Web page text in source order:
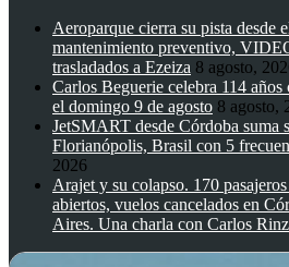
Aeroparque cierra su pista desde
mantenimiento preventivo,
trasladados a Ezeiza 8 agosto,
Carlos Beguerie celebra 114
el domingo 9 de agosto 8 agosto,
JetSMART desde Córdoba suma
Florianópolis, Brasil con 5
2026
Arajet y su colapso. 170
abiertos, vuelos cancelados en
Aires. Una charla con Carlos